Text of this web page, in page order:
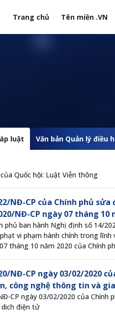
Trang chủ Tên miền .VN
của website
luật Văn bản Quản lý điều
Quốc hội: Luật Viễn thông
NĐ-CP của Chính phủ
NĐ-CP ngày 07 tháng 10
phủ ban hành Nghị định số 14/
vi phạm hành chính trong
tháng 10 năm 2020 của Chính
NĐ-CP ngày 03/02/2020
công nghệ thông tin và
CP ngày 03/02/2020 của
điện tử